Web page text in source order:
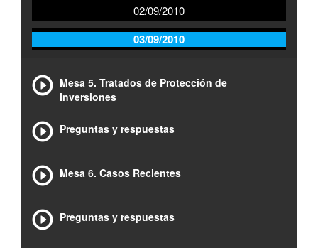
02/09/2010
03/09/2010
Mesa 5. Tratados de Protección de
Inversiones
Preguntas y respuestas
Mesa 6. Casos Recientes
Preguntas y respuestas